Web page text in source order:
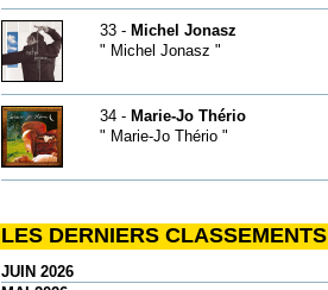
33 - Michel Jonasz
" Michel Jonasz "
34 - Marie-Jo Thério
" Marie-Jo Thério "
LES DERNIERS CLASSEMENTS
JUIN 2026